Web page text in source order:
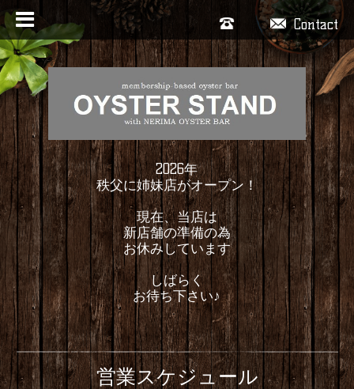
Contact
2026年
秩父に姉妹店がオープン！
現在、当店は
新店舗の準備の為
お休みしています
しばらく
お待ち下さい♪
営業スケジュール